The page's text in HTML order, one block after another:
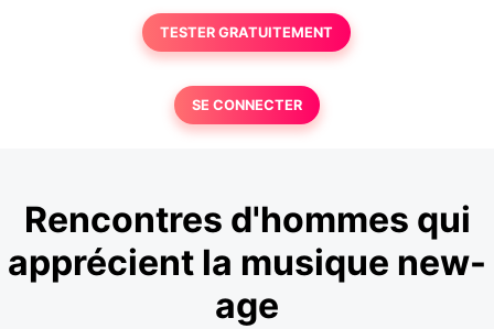
TESTER GRATUITEMENT
SE CONNECTER
Rencontres d'hommes qui
apprécient la musique new-
age